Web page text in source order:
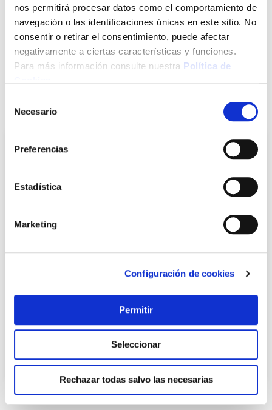
nos permitirá procesar datos como el comportamiento de
navegación o las identificaciones únicas en este sitio. No
consentir o retirar el consentimiento, puede afectar
negativamente a ciertas características y funciones.
Para más información consulte nuestra Política de
Necesario
Preferencias
Estadística
Marketing
Configuración de cookies
Permitir
Seleccionar
Rechazar todas salvo las necesarias
+ INFO
También te puede interesar
Taladro columna pbd 40 bosch
368,45 €
Añadir al carrito